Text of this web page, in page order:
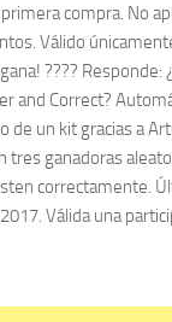
compra. No
Válido
???? Responde:
and Correct?
de un kit gracias a
tres ganadoras
correctamente.
Válida una